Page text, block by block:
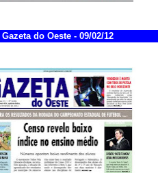
Gazeta do Oeste - 09/02/12